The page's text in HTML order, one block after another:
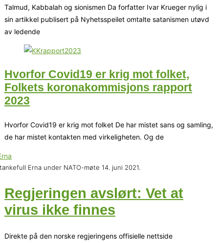
Talmud, Kabbalah og sionismen Da forfatter Ivar Krueger nylig i
sin artikkel publisert på Nyhetsspeilet omtalte satanismen utøvd
av ledende
Hvorfor Covid19 er krig mot folket,
Folkets koronakommisjons rapport
2023
Hvorfor Covid19 er krig mot folket De har mistet sans og samling,
de har mistet kontakten med virkeligheten. Og de
Erna under NATO-møte 14. juni 2021.
Regjeringen avslørt: Vet at
virus ikke finnes
Direkte på den norske regjeringens offisielle nettside